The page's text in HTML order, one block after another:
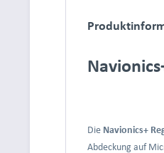
Die Navionics+
Abdeckung auf